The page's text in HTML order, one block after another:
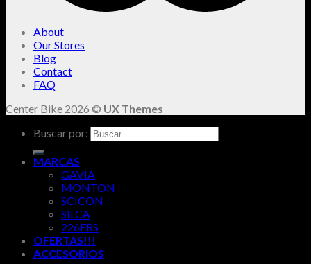
About
Our Stores
Blog
Contact
FAQ
Center Bike 2026 © UX Themes
Buscar por:
MARCAS
GAVIA
MONTON
SCICON
SILCA
226ERS
OFERTAS!!!
ACCESORIOS